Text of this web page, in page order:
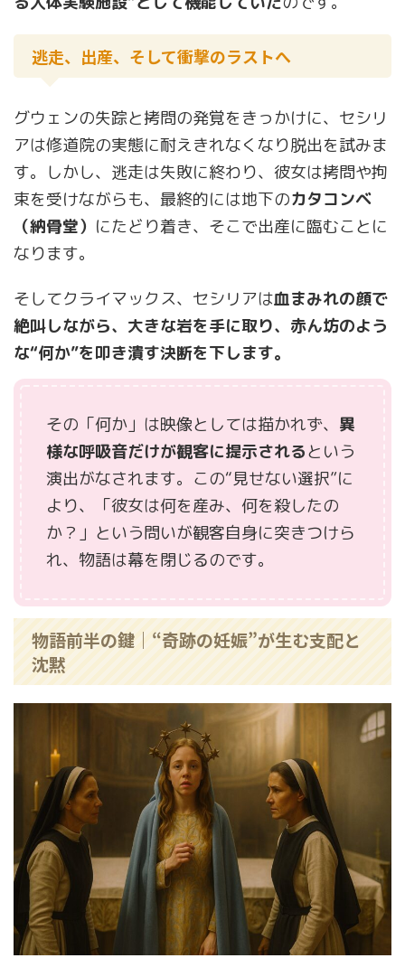
逃走、出産、そして衝撃のラストへ
グウェンの失踪と拷問の発覚をきっかけに、セシリ
アは修道院の実態に耐えきれなくなり脱出を試みま
す。しかし、逃走は失敗に終わり、彼女は拷問や拘
束を受けながらも、最終的には地下のカタコンベ
（納骨堂） にたどり着き、そこで出産に臨むことに
なります。
そしてクライマックス、セシリアは血まみれの顔で
絶叫しながら、大きな岩を手に取り、赤ん坊のよう
な“何か”を叩き潰す決断を下します。
その「何か」は映像としては描かれず、 異
様な呼吸音だけが観客に提示されるという
演出がなされます。この“見せない選択”に
より、「彼女は何を産み、何を殺したの
か？」という問いが観客自身に突きつけら
れ、物語は幕を閉じるのです。
物語前半の鍵｜“奇跡の妊娠”が生む支配と
沈黙